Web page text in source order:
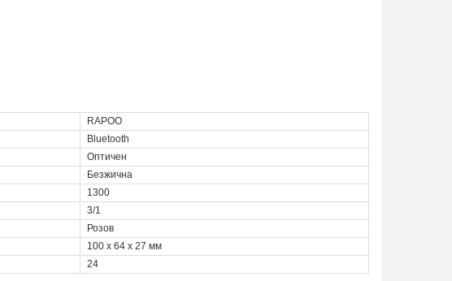
RAPOO
Bluetooth
Оптичен
Безжична
1300
3/1
Розов
100 x 64 x 27 мм
24